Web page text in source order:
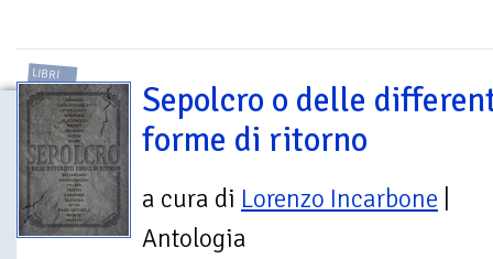
LIBRI
Sepolcro o delle
forme di ritorno
a cura di Lorenzo Incarbone
Antologia